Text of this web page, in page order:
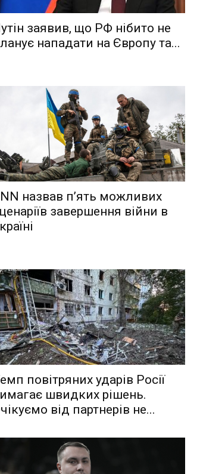
заявив, що РФ нібито не
нападати на Європу та...
назвав п’ять можливих
завершення війни в
повітряних ударів Росії
швидких рішень.
від партнерів не...